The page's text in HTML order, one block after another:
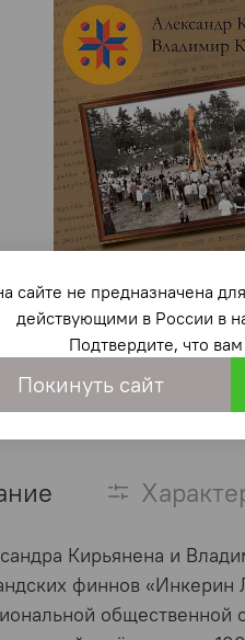
Кирьянена и
финнов
общественной
сайте не предназначена
действующими в России в
Подтвердите, что
Покинуть сайт